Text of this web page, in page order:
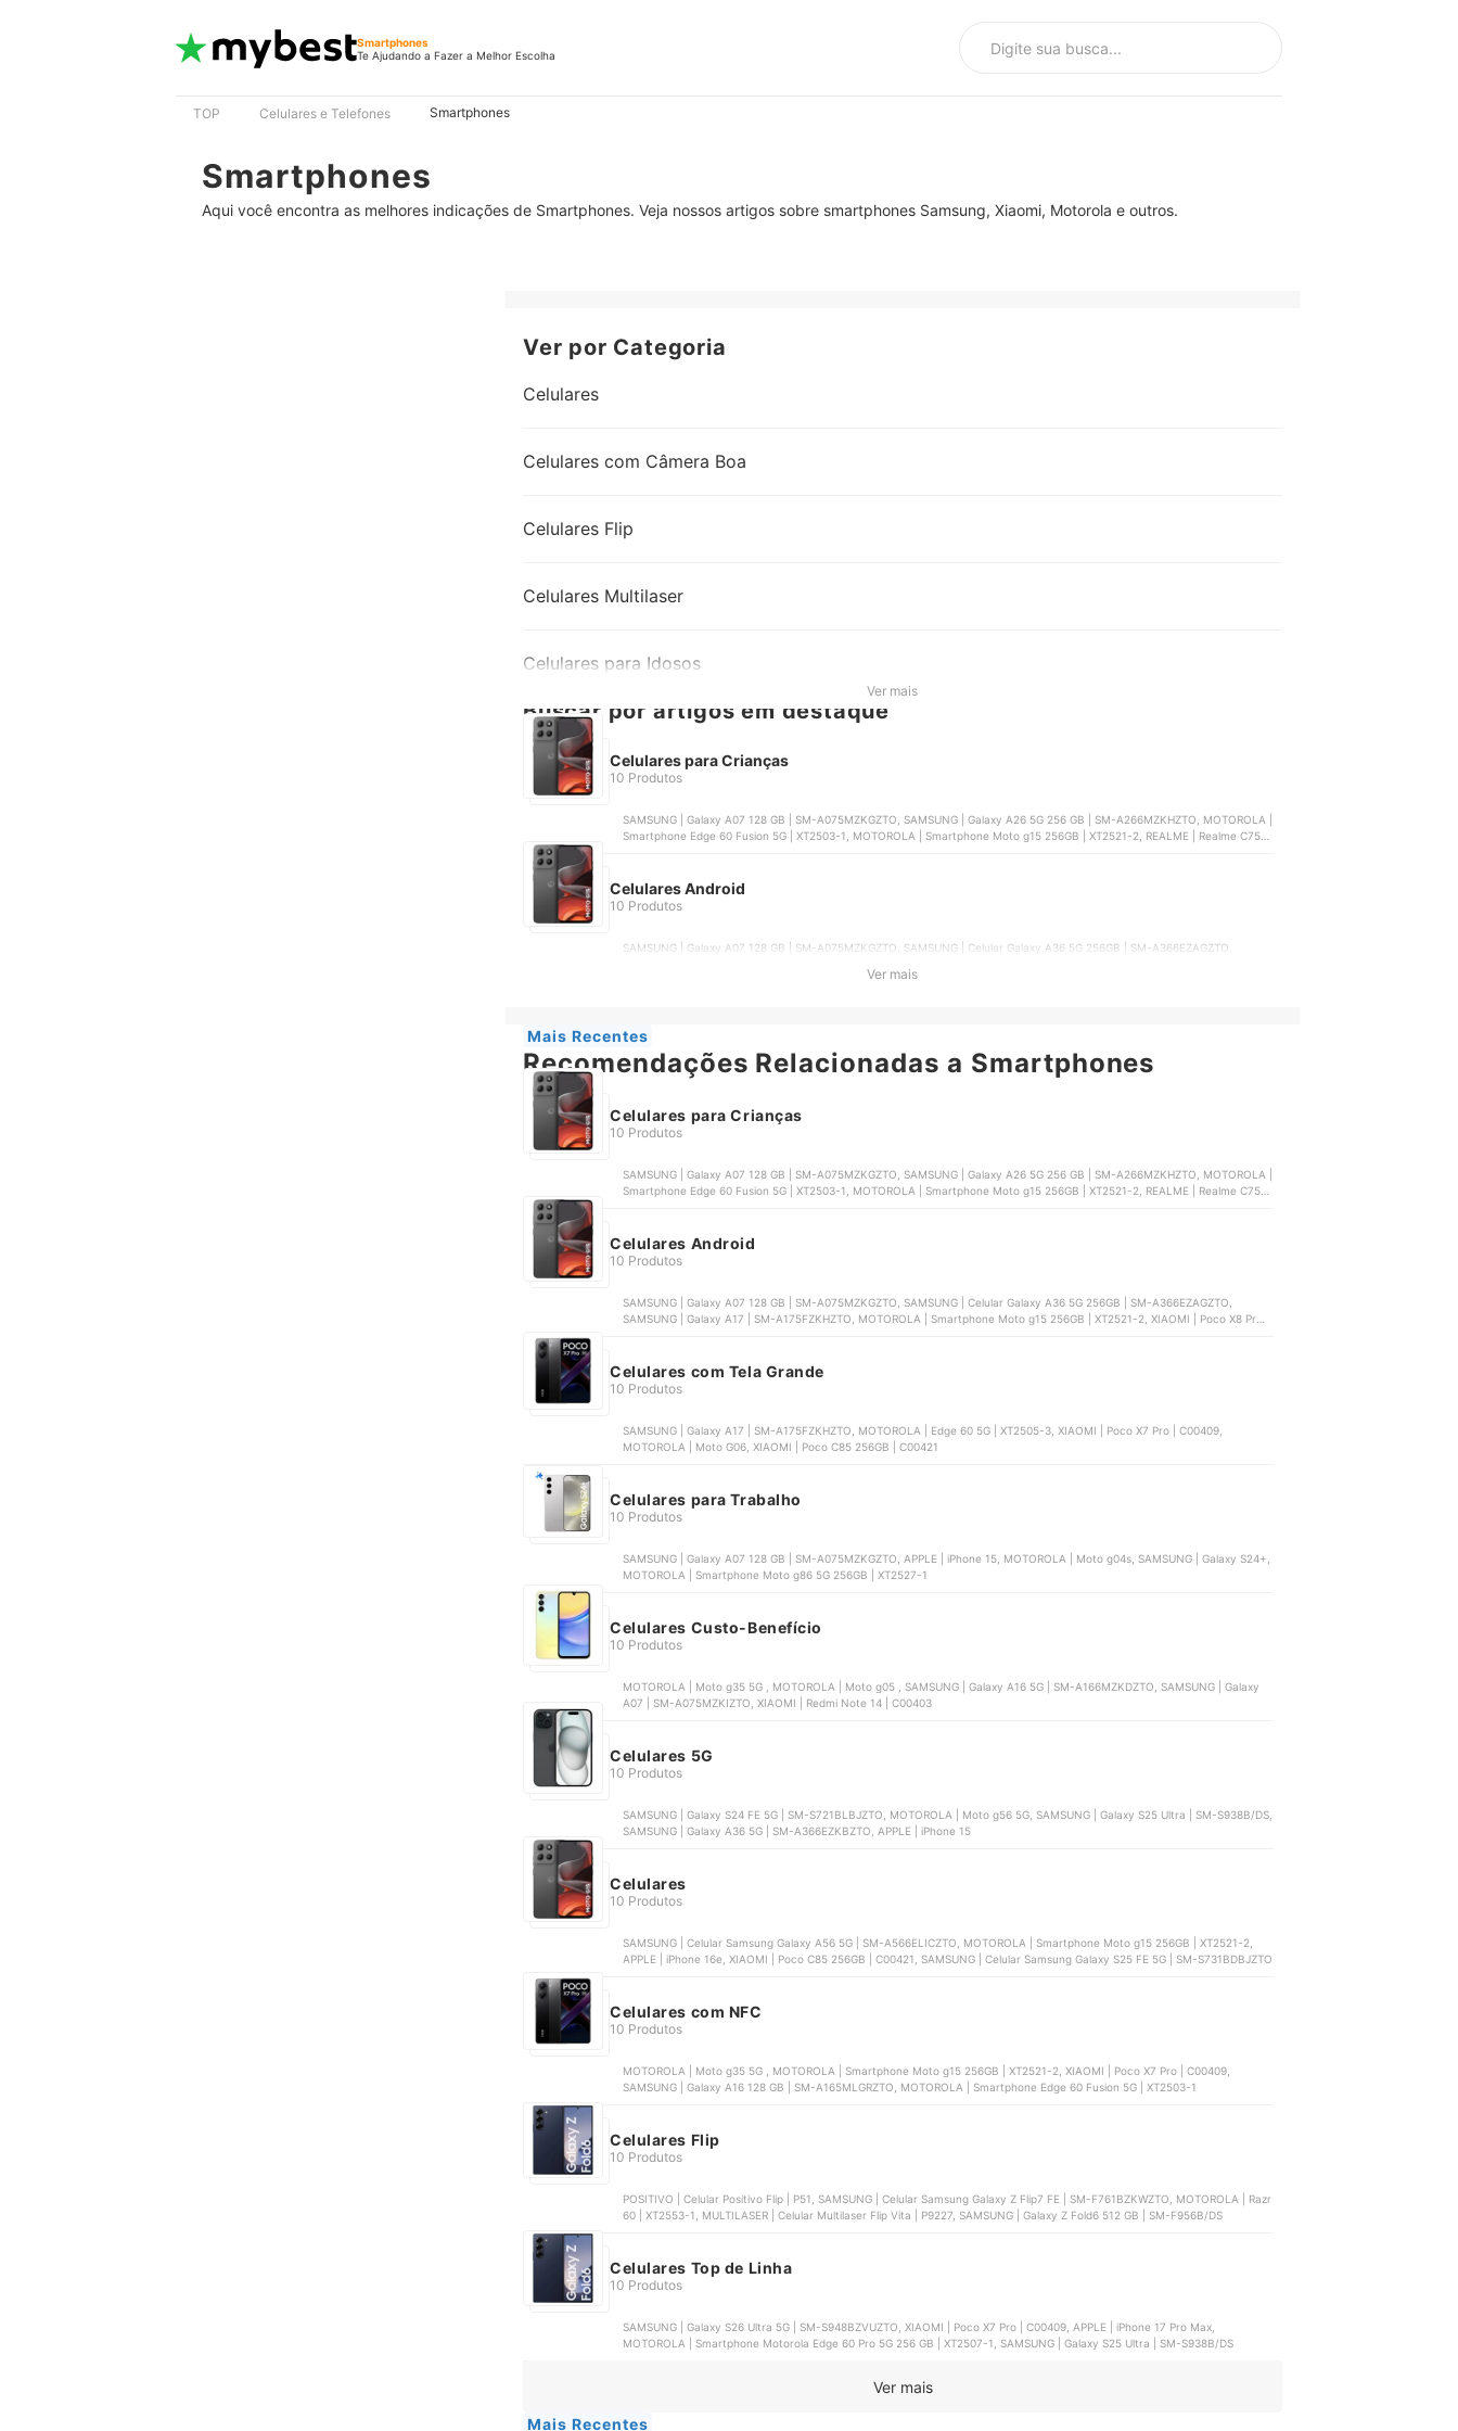
Smartphones
Te Ajudando a Fazer a Melhor Escolha
TOP Celulares e Telefones Smartphones
Smartphones
Aqui você encontra as melhores indicações de Smartphones. Veja nossos artigos sobre smartphones Samsung, Xiaomi, Motorola e outros.
Ver por Categoria
Celulares
Celulares com Câmera Boa
Celulares Flip
Celulares Multilaser
Celulares para Idosos
Ver mais
Buscar por artigos em destaque
Celulares para Crianças
10 Produtos
SAMSUNG | Galaxy A07 128 GB | SM-A075MZKGZTO, SAMSUNG | Galaxy A26 5G 256 GB | SM-A266MZKHZTO, MOTOROLA |
Smartphone Edge 60 Fusion 5G | XT2503-1, MOTOROLA | Smartphone Moto g15 256GB | XT2521-2, REALME | Realme C75x
Celulares Android
10 Produtos
SAMSUNG | Galaxy A07 128 GB | SM-A075MZKGZTO, SAMSUNG | Celular Galaxy A36 5G 256GB | SM-A366EZAGZTO,
Ver mais
Mais Recentes
Recomendações Relacionadas a Smartphones
Celulares para Crianças
10 Produtos
SAMSUNG | Galaxy A07 128 GB | SM-A075MZKGZTO, SAMSUNG | Galaxy A26 5G 256 GB | SM-A266MZKHZTO, MOTOROLA |
Smartphone Edge 60 Fusion 5G | XT2503-1, MOTOROLA | Smartphone Moto g15 256GB | XT2521-2, REALME | Realme C75x
Celulares Android
10 Produtos
SAMSUNG | Galaxy A07 128 GB | SM-A075MZKGZTO, SAMSUNG | Celular Galaxy A36 5G 256GB | SM-A366EZAGZTO,
SAMSUNG | Galaxy A17 | SM-A175FZKHZTO, MOTOROLA | Smartphone Moto g15 256GB | XT2521-2, XIAOMI | Poco X8 Pro |
Celulares com Tela Grande
10 Produtos
SAMSUNG | Galaxy A17 | SM-A175FZKHZTO, MOTOROLA | Edge 60 5G | XT2505-3, XIAOMI | Poco X7 Pro | C00409,
MOTOROLA | Moto G06, XIAOMI | Poco C85 256GB | C00421
Celulares para Trabalho
10 Produtos
SAMSUNG | Galaxy A07 128 GB | SM-A075MZKGZTO, APPLE | iPhone 15, MOTOROLA | Moto g04s, SAMSUNG | Galaxy S24+,
MOTOROLA | Smartphone Moto g86 5G 256GB | XT2527-1
Celulares Custo-Benefício
10 Produtos
MOTOROLA | Moto g35 5G , MOTOROLA | Moto g05 , SAMSUNG | Galaxy A16 5G | SM-A166MZKDZTO, SAMSUNG | Galaxy
A07 | SM-A075MZKIZTO, XIAOMI | Redmi Note 14 | C00403
Celulares 5G
10 Produtos
SAMSUNG | Galaxy S24 FE 5G | SM-S721BLBJZTO, MOTOROLA | Moto g56 5G, SAMSUNG | Galaxy S25 Ultra | SM-S938B/DS,
SAMSUNG | Galaxy A36 5G | SM-A366EZKBZTO, APPLE | iPhone 15
Celulares
10 Produtos
SAMSUNG | Celular Samsung Galaxy A56 5G | SM-A566ELICZTO, MOTOROLA | Smartphone Moto g15 256GB | XT2521-2,
APPLE | iPhone 16e, XIAOMI | Poco C85 256GB | C00421, SAMSUNG | Celular Samsung Galaxy S25 FE 5G | SM-S731BDBJZTO
Celulares com NFC
10 Produtos
MOTOROLA | Moto g35 5G , MOTOROLA | Smartphone Moto g15 256GB | XT2521-2, XIAOMI | Poco X7 Pro | C00409,
SAMSUNG | Galaxy A16 128 GB | SM-A165MLGRZTO, MOTOROLA | Smartphone Edge 60 Fusion 5G | XT2503-1
Celulares Flip
10 Produtos
POSITIVO | Celular Positivo Flip | P51, SAMSUNG | Celular Samsung Galaxy Z Flip7 FE | SM-F761BZKWZTO, MOTOROLA | Razr
60 | XT2553-1, MULTILASER | Celular Multilaser Flip Vita | P9227, SAMSUNG | Galaxy Z Fold6 512 GB | SM-F956B/DS
Celulares Top de Linha
10 Produtos
SAMSUNG | Galaxy S26 Ultra 5G | SM-S948BZVUZTO, XIAOMI | Poco X7 Pro | C00409, APPLE | iPhone 17 Pro Max,
MOTOROLA | Smartphone Motorola Edge 60 Pro 5G 256 GB | XT2507-1, SAMSUNG | Galaxy S25 Ultra | SM-S938B/DS
Ver mais
Mais Recentes